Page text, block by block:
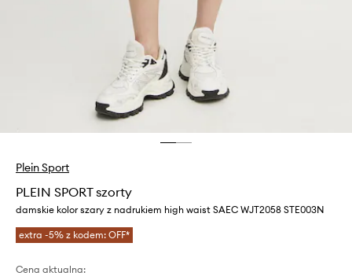
Plein Sport
PLEIN SPORT szorty
damskie kolor szary z nadrukiem high waist SAEC WJT2058 STE003N
extra -5% z kodem: OFF*
Cena aktualna: